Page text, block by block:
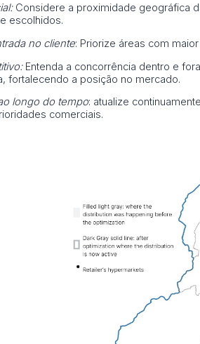
Considere a proximidade geográfica
escolhidos.
no cliente: Priorize áreas com
Entenda a concorrência dentro e
fortalecendo a posição no mercado.
longo do tempo: atualize
comerciais.